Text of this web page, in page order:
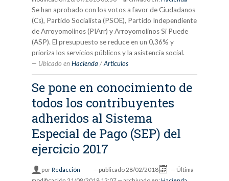
Se han aprobado con los votos a favor de Ciudadanos
(Cs), Partido Socialista (PSOE), Partido Independiente
de Arroyomolinos (PIArr) y Arroyomolinos Si Puede
(ASP). El presupuesto se reduce en un 0,36% y
prioriza los servicios públicos y la asistencia social.
Ubicado en Hacienda /Artículos
Se pone en conocimiento de
todos los contribuyentes
adheridos al Sistema
Especial de Pago (SEP) del
ejercicio 2017
porRedacción — publicado 28/02/2018 — Última